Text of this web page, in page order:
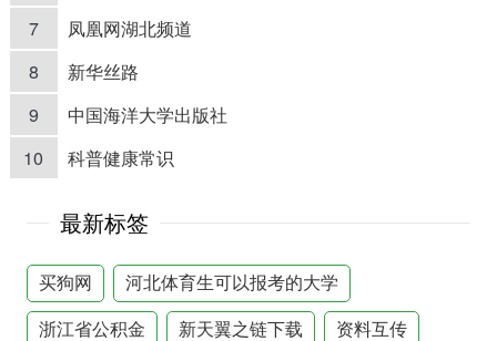
7
凤凰网湖北频道
8
新华丝路
9
中国海洋大学出版社
10
科普健康常识
最新标签
买狗网 河北体育生可以报考的大学
浙江省公积金 新天翼之链下载 资料互传